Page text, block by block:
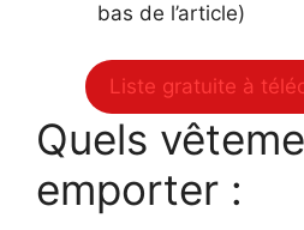
bas de l’article)
Liste gratuite à
Quels
emporter :